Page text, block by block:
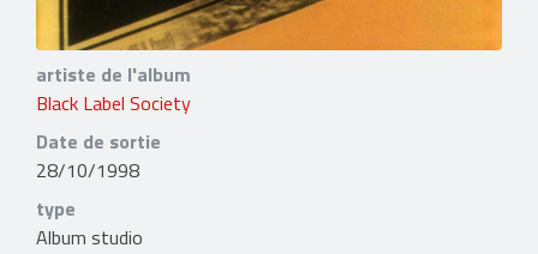
artiste de l'album
Black Label Society
Date de sortie
28/10/1998
type
Album studio